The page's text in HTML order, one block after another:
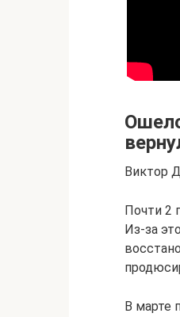
Виктор
Почти 2
Из-за
В марте